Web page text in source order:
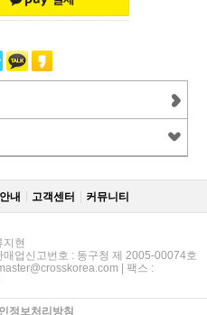
내 고객센터 커뮤니티
지현
업신고번호 : 동구청 제 2005-00074호
| 팩스 :
정보처리방침